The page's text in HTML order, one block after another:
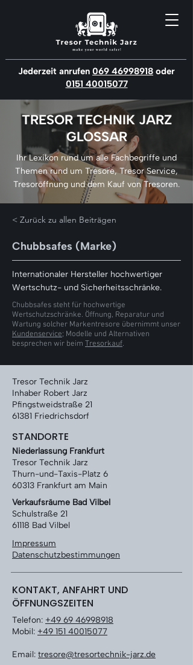
Jederzeit anrufen 069 46998918 oder
0151 40015077
TRESOR TECHNIK JARZ
GLOSSAR
Ihr Lexikon rund um alle Fachbegriffe und
Themen rund um Tresore, Tresor Service,
Tresoröffnung und dem Kauf von Tresoren.
< Zurück zu allen Beiträgen
Chubbsafes (Marke)
Internationaler Hersteller hochwertiger
Wertschutz- und Sicherheitsschränke.
Chubbsafes steht für hochwertige
Wertschutzschränke. Öffnung, Reparatur und
Wartung solcher Markentresore übernimmt unser
Kundenservice; Modelle und Alternativen
besprechen wir beim Tresorkauf.
Tresor Technik Jarz
Inhaber Robert Jarz
Pfingstweidstraße 21
61381 Friedrichsdorf
STANDORTE
Niederlassung Frankfurt
Tresor Technik Jarz
Thurn-und-Taxis-Platz 6
60313 Frankfurt am Main
Verkaufsräume Bad Vilbel
Schulstraße 21
61118 Bad Vilbel
Impressum
Datenschutzbestimmungen
KONTAKT, ANFAHRT UND
ÖFFNUNGSZEITEN
Telefon: +49 69 46998918
Mobil: +49 151 40015077
Email: tresore@tresortechnik-jarz.de